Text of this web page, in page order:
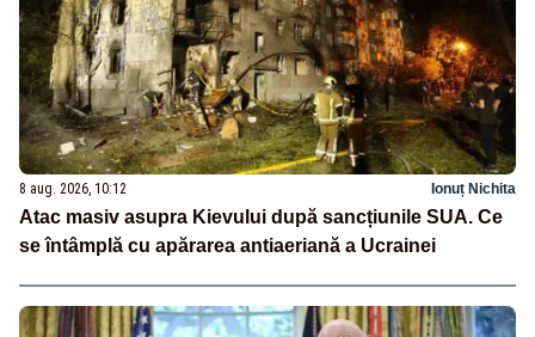
8 aug. 2026, 10:12 Ionuț Nichita
Atac masiv asupra Kievului după sancțiunile SUA. Ce
se întâmplă cu apărarea antiaeriană a Ucrainei